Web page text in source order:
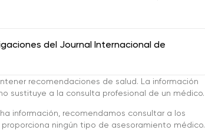
del Journal Internacional de
recomendaciones de salud. La información
sustituye a la consulta profesional de un médico.
información, recomendamos consultar a los
ningún tipo de asesoramiento médico.